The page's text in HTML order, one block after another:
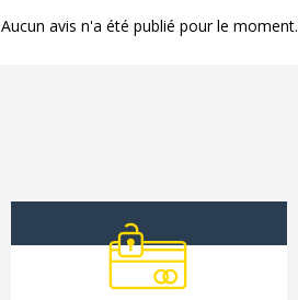
Aucun avis n'a été publié pour le moment.